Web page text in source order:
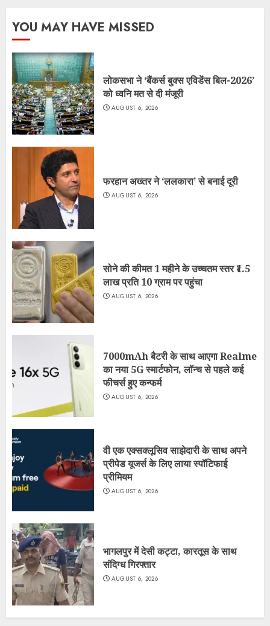
YOU MAY HAVE MISSED
लोकसभा ने ‘बैंकर्स बुक्स एविडेंस बिल-2026’
को ध्वनि मत से दी मंजूरी
AUGUST 6, 2026
फरहान अख्तर ने ‘ललकारा’ से बनाई दूरी
AUGUST 6, 2026
सोने की कीमत 1 महीने के उच्चतम स्तर ₹1.5
लाख प्रति 10 ग्राम पर पहुंचा
AUGUST 6, 2026
7000mAh बैटरी के साथ आएगा Realme
का नया 5G स्मार्टफोन, लॉन्च से पहले कई
फीचर्स हुए कन्फर्म
AUGUST 6, 2026
वी एक एक्सक्लूसिव साझेदारी के साथ अपने
प्रीपेड यूजर्स के लिए लाया स्पॉटिफाई
प्रीमियम
AUGUST 6, 2026
भागलपुर में देसी कट्टा, कारतूस के साथ
संदिग्ध गिरफ्तार
AUGUST 6, 2026